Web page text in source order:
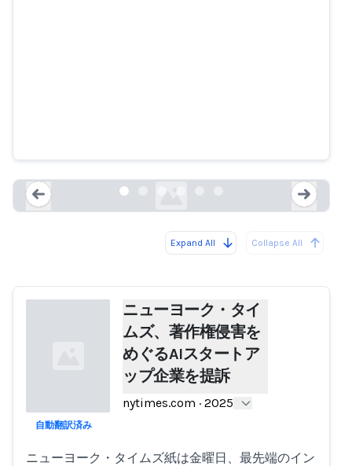
Expand All Collapse All
ニューヨーク・タイ
ムズ、著作権侵害を
めぐるAIスタートア
ップ企業を提訴
nytimes.com · 2025
自動翻訳済み
ニューヨーク・タイムズ紙は金曜日、最先端のイン